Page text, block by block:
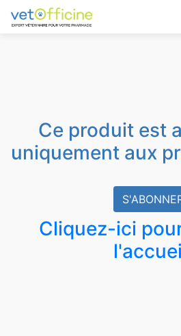
Ce produit est
uniquement aux
Cliquez-ici